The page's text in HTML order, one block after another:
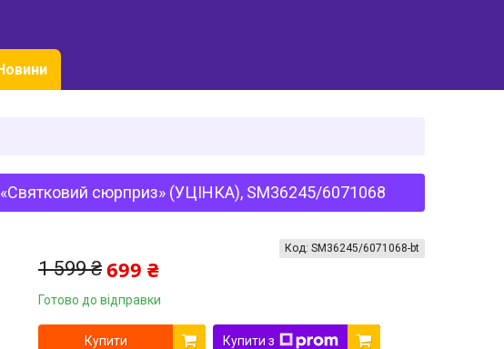
сюрприз» (УЦІНКА), SM36245/6071068
1 599 ₴ 699 ₴
Готово до відправки
Код: SM36245/6071068-bt
Купити Купити з